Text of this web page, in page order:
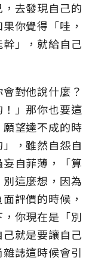
去發現自己的
你覺得「哇，
」，就給自己
對他說什麼？
」那你也要這
望達不成的時
，雖然自怨自
自菲薄，「算
這麼想，因為
評價的時候，
你現在是「別
就是要讓自己
誌這時候會引